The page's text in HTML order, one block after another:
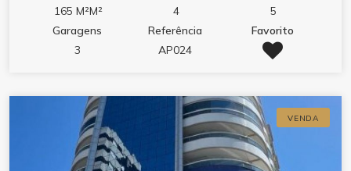
valoriza a vista para o mar e garante privacidade para
toda a família. Ideal para quem busca morar com
qualidade de vida em frente à praia.
165 M²M²
4
5
Garagens
3
Referência
AP024
Favorito
VENDA